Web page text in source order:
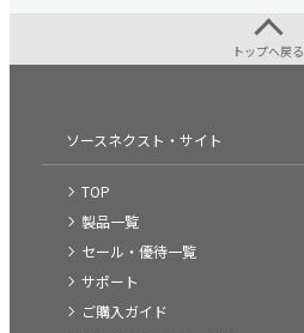
トップへ戻る
ソースネクスト・サイト
TOP
製品一覧
セール・優待一覧
サポート
ご購入ガイド